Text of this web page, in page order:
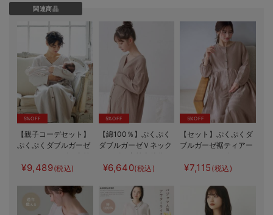
関連商品
5%OFF
【親子コーデセット】
ぷくぷくダブルガーゼ
Ｖネックワンピ＆産前
産後使えるレギンスパ
出産準備 ギフト マ
タニティ・産後
¥9,489(税込)
5%OFF
【綿100％】ぷくぷく
ダブルガーゼＶネック
ワンピ＆産前産後使え
るレギンスパジャマ
ャマ【親子コーデ可】
¥6,640(税込)
5%OFF
【セット】ぷくぷくダ
ブルガーゼ裾ティアー
ド3WAYワンピース＆
産後も使えるレギンス
ィ・授乳パジャマ
¥7,115 (税込)